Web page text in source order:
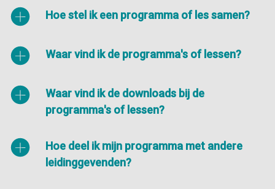
Hoe stel ik een programma of les samen?
Waar vind ik de programma's of lessen?
Waar vind ik de downloads bij de
programma's of lessen?
Hoe deel ik mijn programma met andere
leidinggevenden?